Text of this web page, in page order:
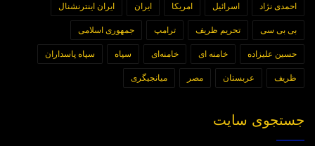
احمدی نژاد اسرائیل امریکا ایران ایران اینترنشنال
بی بی سی تحریم ظریف ترامپ جمهوری اسلامی
حسین علیزاده خامنه ای خامنه‌ای سپاه سپاه پاسداران
ظریف عربستان مصر میانجیگری
جستجوی سایت